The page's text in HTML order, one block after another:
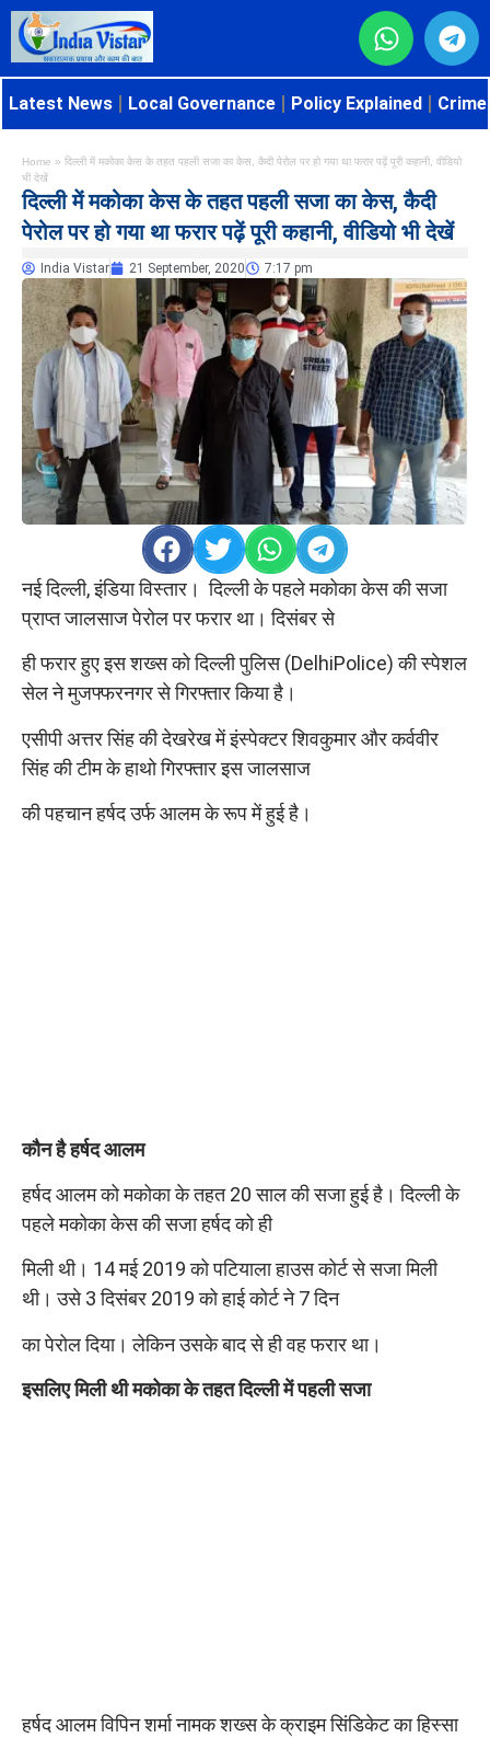
Latest News Local Governance Policy Explained
Home » दिल्ली में मकोका केस के तहत पहली सजा का केस, कैदी पेरोल पर हो गया था फरार पढ़ें पूरी कहानी, वीडियो
भी देखें
दिल्ली में मकोका केस के तहत पहली सजा का केस, कैदी
पेरोल पर हो गया था फरार पढ़ें पूरी कहानी, वीडियो भी देखें
India Vistar 21 September, 2020 7:17 pm
नई दिल्ली, इंडिया विस्तार। दिल्ली के पहले मकोका केस की सजा
प्राप्त जालसाज पेरोल पर फरार था। दिसंबर से
ही फरार हुए इस शख्स को दिल्ली पुलिस (DelhiPolice) की स्पेशल
सेल ने मुजफ्फरनगर से गिरफ्तार किया है।
एसीपी अत्तर सिंह की देखरेख में इंस्पेक्टर शिवकुमार और कर्ववीर
सिंह की टीम के हाथो गिरफ्तार इस जालसाज
की पहचान हर्षद उर्फ आलम के रूप में हुई है।
कौन है हर्षद आलम
हर्षद आलम को मकोका के तहत 20 साल की सजा हुई है। दिल्ली के
पहले मकोका केस की सजा हर्षद को ही
मिली थी। 14 मई 2019 को पटियाला हाउस कोर्ट से सजा मिली
थी। उसे 3 दिसंबर 2019 को हाई कोर्ट ने 7 दिन
का पेरोल दिया। लेकिन उसके बाद से ही वह फरार था।
इसलिए मिली थी मकोका के तहत दिल्ली में पहली सजा
हर्षद आलम विपिन शर्मा नामक शख्स के क्राइम सिंडिकेट का हिस्सा